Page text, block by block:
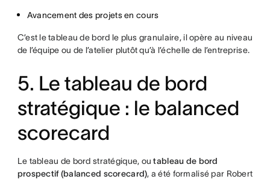
Avancement des projets en cours
C’est le tableau de bord le plus granulaire, il opère au niveau
de l’équipe ou de l’atelier plutôt qu’à l’échelle de l’entreprise.
5. Le tableau de bord
stratégique : le balanced
scorecard
Le tableau de bord stratégique, outableau de bord
prospectif (balanced scorecard), a été formalisé par Robert